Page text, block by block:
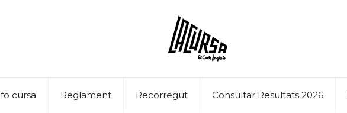
cursa Reglament Recorregut Consultar Resultats 2026